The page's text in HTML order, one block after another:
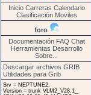
Inicio Carreras Calendario
Clasificación Moviles
foro
Documentación FAQ Chat
Herramientas Desarrollo
Sobre...
Descargar archivos GRIB
Utilidades para Grib
Srv = NEPTUNE2.
Version = trunk VLM2_V28.1_